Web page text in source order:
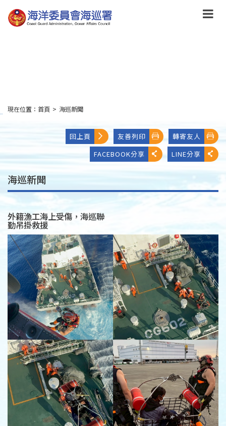
到
主
:::
現在位置： 首頁 > 海巡新聞
回上頁 友善列印
轉寄友人
FACEBOOK分享
LINE分享
海巡新聞
外籍漁工海上受傷，海巡聯
勤吊掛救援